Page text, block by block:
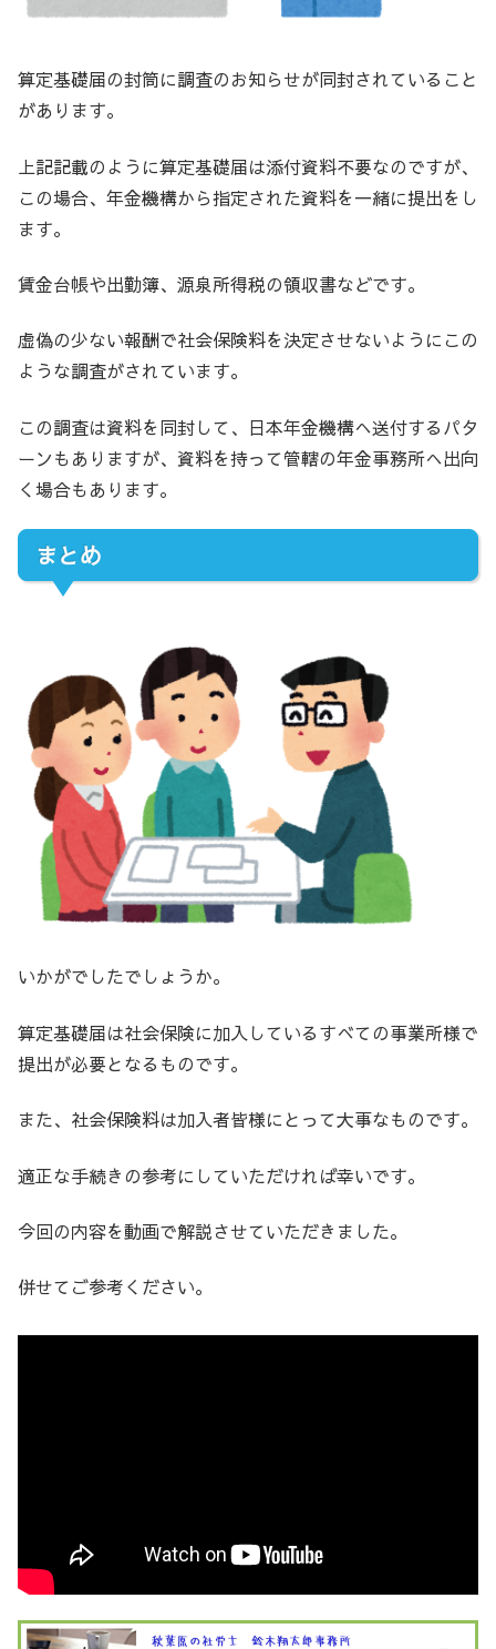
算定基礎届の封筒に調査のお知らせが同封されていること
があります。
上記記載のように算定基礎届は添付資料不要なのですが、
この場合、年金機構から指定された資料を一緒に提出をし
ます。
賃金台帳や出勤簿、源泉所得税の領収書などです。
虚偽の少ない報酬で社会保険料を決定させないようにこの
ような調査がされています。
この調査は資料を同封して、日本年金機構へ送付するパタ
ーンもありますが、資料を持って管轄の年金事務所へ出向
く場合もあります。
まとめ
いかがでしたでしょうか。
算定基礎届は社会保険に加入しているすべての事業所様で
提出が必要となるものです。
また、社会保険料は加入者皆様にとって大事なものです。
適正な手続きの参考にしていただければ幸いです。
今回の内容を動画で解説させていただきました。
併せてご参考ください。